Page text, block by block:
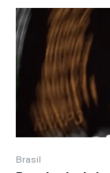
Brasil